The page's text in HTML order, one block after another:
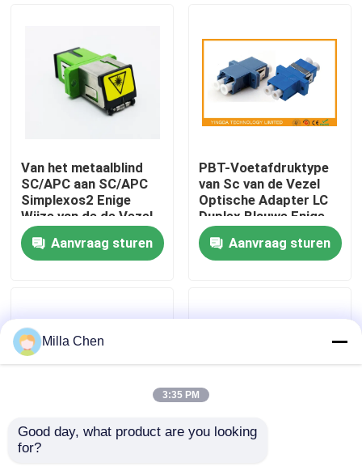
Producten
Ongeveer ons
Fabrieksreis
Kwaliteitscontrole
Contacteer ons
Gevallen
Van het metaalblind
SC/APC aan SC/APC
Simplexos2 Enige
Wijze van de de Vezel
de Optische Adapter
met FlensAanvraag sturen
PBT-Voetafdruktype
van Sc van de Vezel
Optische Adapter LC
Duplex Blauwe Enige
Hoge Wijze - dichtheid
Aanvraag sturen
Blauwe Vezeltest
Milla Chen
3:35 PM
Good day, what product are you looking
for?